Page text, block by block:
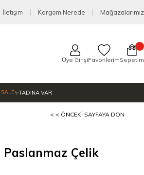
İletişim Kargom Nerede Mağazalarımız
Üye GirişiFavorilerimSepetim
✨TADINA VAR
< < ÖNCEKI SAYFAYA DÖN
Paslanmaz Çelik